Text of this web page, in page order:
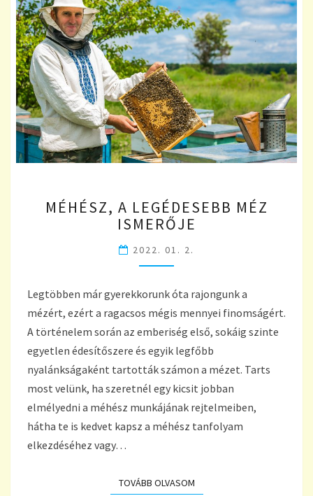
A
LEGÉDESEBB
ISMERŐJE
MÉHÉSZ, A LEGÉDESEBB MÉZ
ISMERŐJE
2022. 01. 2.
Legtöbben már gyerekkorunk óta rajongunk a
mézért, ezért a ragacsos mégis mennyei finomságért.
A történelem során az emberiség első, sokáig szinte
egyetlen édesítőszere és egyik legfőbb
nyalánkságaként tartották számon a mézet. Tarts
most velünk, ha szeretnél egy kicsit jobban
elmélyedni a méhész munkájának rejtelmeiben,
hátha te is kedvet kapsz a méhész tanfolyam
elkezdéséhez vagy…
TOVÁBB OLVASOMTOVÁBB OLVASOM